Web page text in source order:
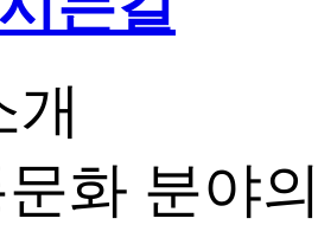
개
화 분야